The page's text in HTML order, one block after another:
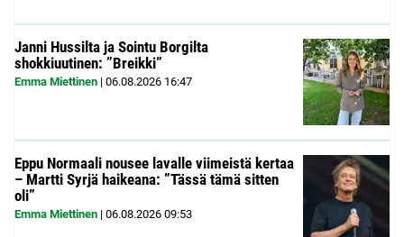
Janni Hussilta ja Sointu Borgilta
shokkiuutinen: ”Breikki”
Emma Miettinen | 06.08.2026 16:47
Eppu Normaali nousee lavalle viimeistä kertaa
– Martti Syrjä haikeana: ”Tässä tämä sitten
oli”
Emma Miettinen | 06.08.2026 09:53